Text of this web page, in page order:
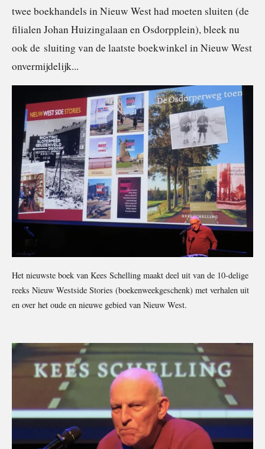
twee boekhandels in Nieuw West had moeten sluiten (de
filialen Johan Huizingalaan en Osdorpplein), bleek nu
ook de sluiting van de laatste boekwinkel in Nieuw West
onvermijdelijk...
Het nieuwste boek van Kees Schelling maakt deel uit van de 10-delige
reeks Nieuw Westside Stories (boekenweekgeschenk) met verhalen uit
en over het oude en nieuwe gebied van Nieuw West.